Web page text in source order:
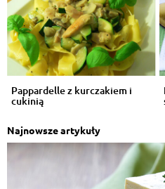
Pappardelle z kurczakiem i
cukinią
Najnowsze artykuły